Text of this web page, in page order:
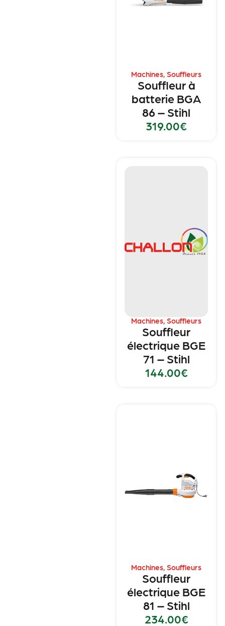
Machines,Souffleurs
Souffleur à
batterie BGA
86 – Stihl
319.00€
Machines,Souffleurs
Souffleur
électrique BGE
71 – Stihl
144.00€
Machines,Souffleurs
Souffleur
électrique BGE
81 – Stihl
234.00€